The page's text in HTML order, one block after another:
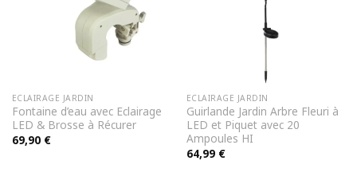
ECLAIRAGE JARDIN
Fontaine d’eau avec Eclairage
LED & Brosse à Récurer
69,90 €
ECLAIRAGE JARDIN
Guirlande Jardin Arbre Fleuri à
LED et Piquet avec 20
Ampoules HI
64,99 €